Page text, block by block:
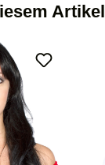
Artikel